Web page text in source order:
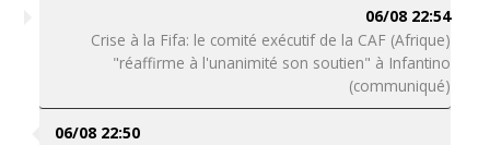
06/08 22:54
Crise à la Fifa: le comité exécutif de la CAF (Afrique)
"réaffirme à l'unanimité son soutien" à Infantino
(communiqué)
06/08 22:50